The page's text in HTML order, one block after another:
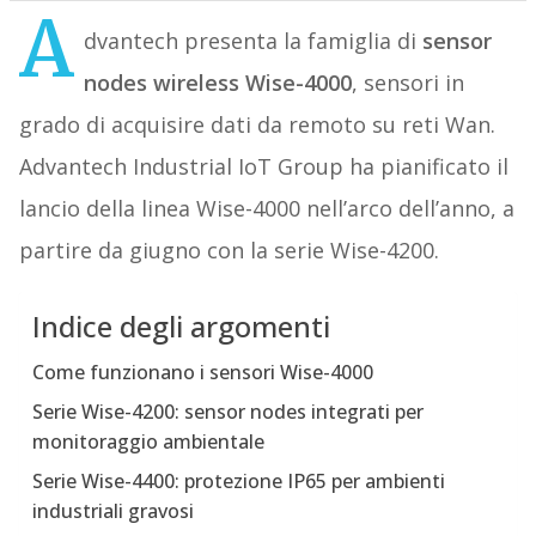
A dvantech presenta la famiglia di sensor
nodes wireless Wise-4000, sensori in
grado di acquisire dati da remoto su reti Wan.
Advantech Industrial IoT Group ha pianificato il
lancio della linea Wise-4000 nell’arco dell’anno, a
partire da giugno con la serie Wise-4200.
Indice degli argomenti
Come funzionano i sensori Wise-4000
Serie Wise-4200: sensor nodes integrati per
monitoraggio ambientale
Serie Wise-4400: protezione IP65 per ambienti
industriali gravosi